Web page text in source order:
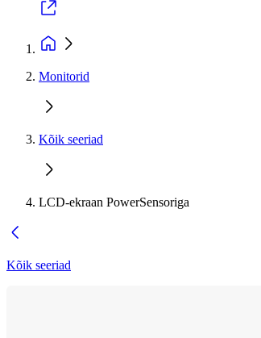
Monitorid
Kõik seeriad
LCD-ekraan PowerSensoriga
Kõik seeriad